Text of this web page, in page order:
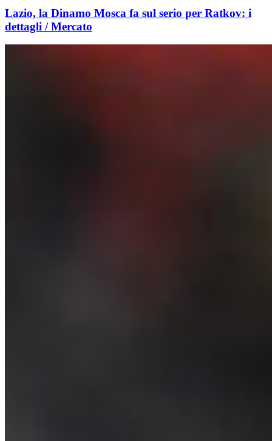
Lazio, la Dinamo Mosca fa sul serio per Ratkov: i
dettagli / Mercato